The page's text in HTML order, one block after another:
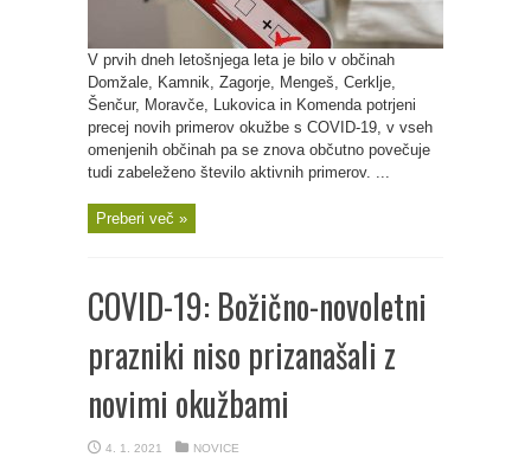
V prvih dneh letošnjega leta je bilo v občinah
Domžale, Kamnik, Zagorje, Mengeš, Cerklje,
Šenčur, Moravče, Lukovica in Komenda potrjeni
precej novih primerov okužbe s COVID-19, v vseh
omenjenih občinah pa se znova občutno povečuje
tudi zabeleženo število aktivnih primerov. ...
Preberi več »
COVID-19: Božično-novoletni
prazniki niso prizanašali z
novimi okužbami
4. 1. 2021 NOVICE